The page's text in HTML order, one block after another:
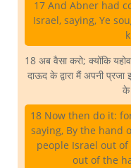
17 And Abner had
Israel, saying, Ye
18 अब वैसा करो; क्योंकि
दाऊद के द्वारा मैं अपनी
के
18 Now then do it:
saying, By the hand
people Israel out
out of the